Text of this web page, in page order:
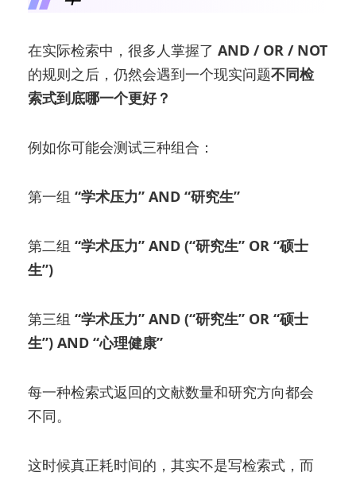
在实际检索中，很多人掌握了AND / OR / NOT
的规则之后，仍然会遇到一个现实问题不同检
索式到底哪一个更好？
例如你可能会测试三种组合：
第一组“学术压力” AND “研究生”
第二组“学术压力” AND (“研究生” OR “硕士
生”)
第三组“学术压力” AND (“研究生” OR “硕士
生”) AND “心理健康”
每一种检索式返回的文献数量和研究方向都会
不同。
这时候真正耗时间的，其实不是写检索式，而